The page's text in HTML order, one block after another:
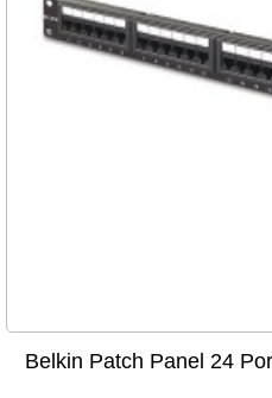
Belkin Patch Panel 24